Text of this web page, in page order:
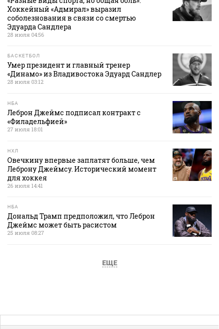
Хоккейный «Адмирал» выразил
соболезнования в связи со смертью
Эдуарда Сандлера
28 июля 04:56
БАСКЕТБОЛ
Умер президент и главный тренер
«Динамо» из Владивостока Эдуард Сандлер
28 июля 03:12
НБА
Леброн Джеймс подписал контракт с
«Филадельфией»
27 июля 18:01
НХЛ
Овечкину впервые заплатят больше, чем
Леброну Джеймсу. Исторический момент
для хоккея
26 июля 14:41
НБА
Дональд Трамп предположил, что Леброн
Джеймс может быть расистом
25 июля 08:27
ЕЩЕ